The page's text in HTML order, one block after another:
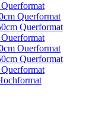
Querformat
Querformat
Ouerformat
Querformat